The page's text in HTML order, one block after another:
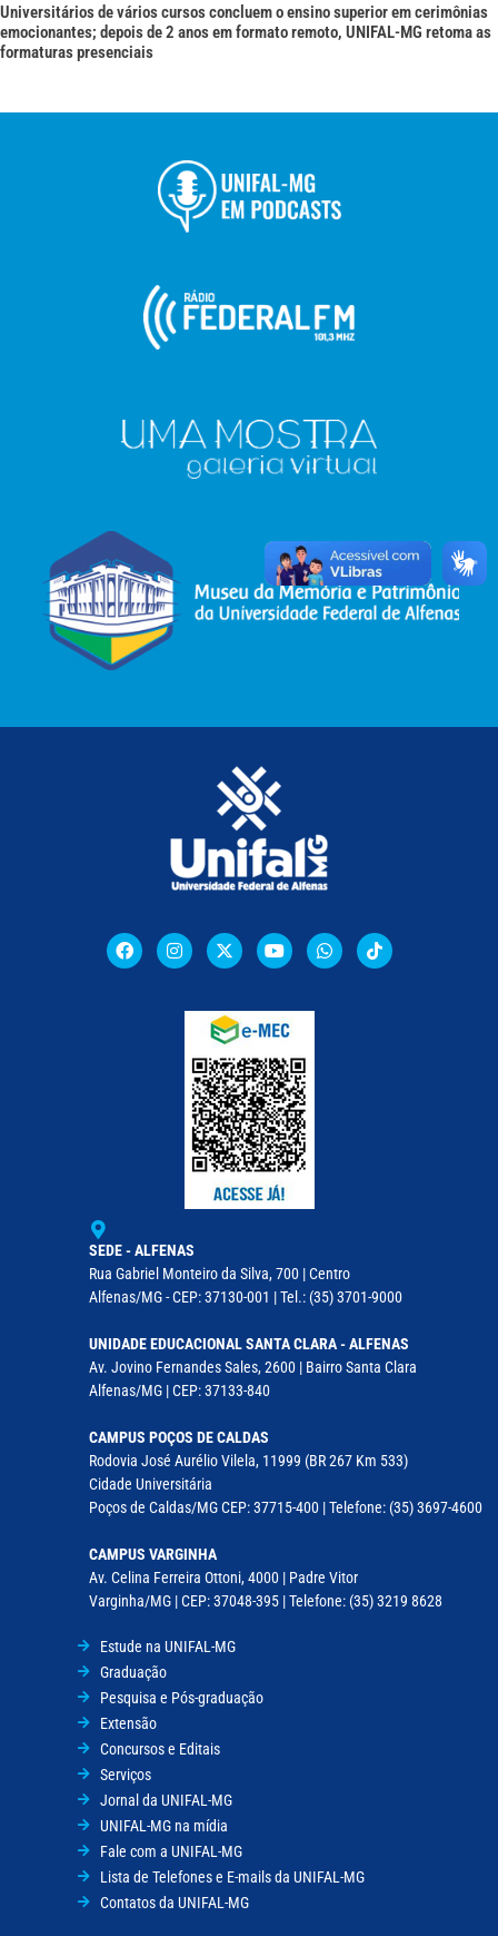
Universitários de vários cursos concluem o ensino superior em cerimônias
emocionantes; depois de 2 anos em formato remoto, UNIFAL-MG retoma as
formaturas presenciais
SEDE - ALFENAS
Rua Gabriel Monteiro da Silva, 700 | Centro
Alfenas/MG - CEP: 37130-001 | Tel.: (35) 3701-9000
UNIDADE EDUCACIONAL SANTA CLARA - ALFENAS
Av. Jovino Fernandes Sales, 2600 | Bairro Santa Clara
Alfenas/MG | CEP: 37133-840
CAMPUS POÇOS DE CALDAS
Rodovia José Aurélio Vilela, 11999 (BR 267 Km 533)
Cidade Universitária
Poços de Caldas/MG CEP: 37715-400 | Telefone: (35) 3697-4600
CAMPUS VARGINHA
Av. Celina Ferreira Ottoni, 4000 | Padre Vitor
Varginha/MG | CEP: 37048-395 | Telefone: (35) 3219 8628
Estude na UNIFAL-MG
Graduação
Pesquisa e Pós-graduação
Extensão
Concursos e Editais
Serviços
Jornal da UNIFAL-MG
UNIFAL-MG na mídia
Fale com a UNIFAL-MG
Lista de Telefones e E-mails da UNIFAL-MG
Contatos da UNIFAL-MG